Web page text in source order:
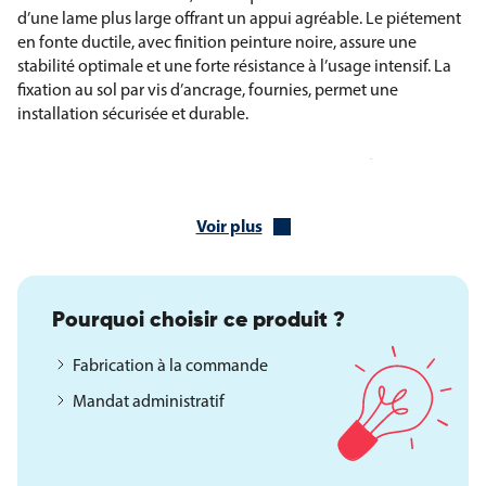
d’une lame plus large offrant un appui agréable. Le piétement
en fonte ductile, avec finition peinture noire, assure une
stabilité optimale et une forte résistance à l’usage intensif. La
fixation au sol par vis d’ancrage, fournies, permet une
installation sécurisée et durable.
Une lame de dossier largeur 190 mm, épaisseur 35 mm
Fixation au sol par vis d’ancrage fournies
Visserie en acier zingué
Longueur totale : 2000 mm
Voir plus
Pourquoi choisir ce produit ?
Fabrication à la commande
Mandat administratif